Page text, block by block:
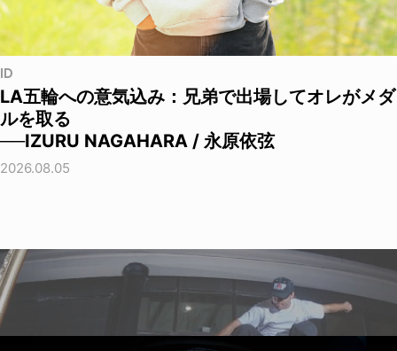
ID
LA五輪への意気込み：兄弟で出場してオレがメダ
ルを取る
──IZURU NAGAHARA / 永原依弦
2026.08.05